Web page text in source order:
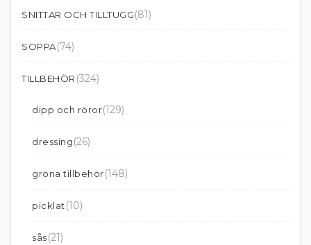
SNITTAR OCH TILLTUGG(81)
SOPPA(74)
TILLBEHÖR (324)
dipp och röror(129)
dressing(26)
gröna tillbehör(148)
picklat(10)
sås(21)